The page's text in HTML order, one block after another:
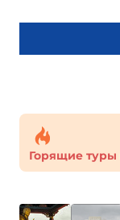
Горящие туры